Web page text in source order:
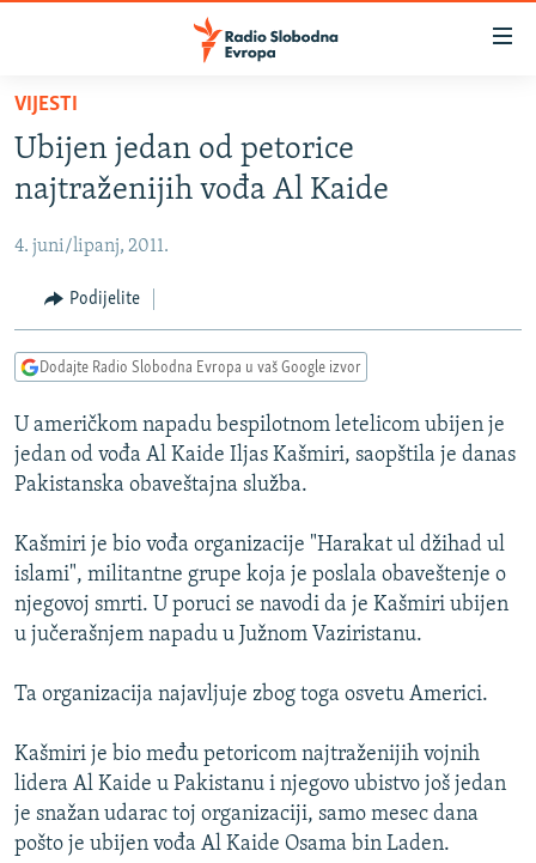
Pređite
glavni
sadržaj
Pređite
na
navigaciju
Pređite
na
VIJESTI
BOSNA I HERCEGOVINA
SRBIJA
KOSOVO
CRNA GORA
VIDEO
FOTOGALERIJE
INFOGRAFIKE
PODCASTI
RAT U UKRAJINI
KINA NA BALKANU
ISPRIČAJ MI
DNEVNO@RSE
SPECIJALI RSE
VIŠE OD NASLOVA
POPLAVE I KLIZIŠTA U BIH 2024.
TV LIBERTY
PRATITE NAS
Sve RFE/RL stranice
VIJESTI
Ubijen jedan od petorice
najtraženijih vođa Al Kaide
4. juni/lipanj, 2011.
Podijelite
Dodajte Radio Slobodna Evropa u vaš Google izvor
U američkom napadu bespilotnom letelicom ubijen je
jedan od vođa Al Kaide Iljas Kašmiri, saopštila je danas
Pakistanska obaveštajna služba.
Kašmiri je bio vođa organizacije "Harakat ul džihad ul
islami", militantne grupe koja je poslala obaveštenje o
njegovoj smrti. U poruci se navodi da je Kašmiri ubijen
u jučerašnjem napadu u Južnom Vaziristanu.
Ta organizacija najavljuje zbog toga osvetu Americi.
Kašmiri je bio među petoricom najtraženijih vojnih
lidera Al Kaide u Pakistanu i njegovo ubistvo još jedan
je snažan udarac toj organizaciji, samo mesec dana
pošto je ubijen vođa Al Kaide Osama bin Laden.